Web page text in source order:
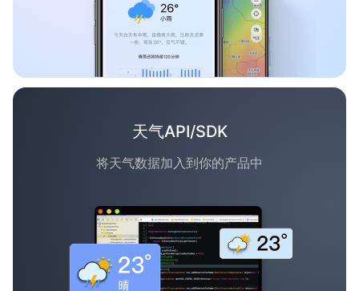
天气API/SDK
将天气数据加入到你的产品中